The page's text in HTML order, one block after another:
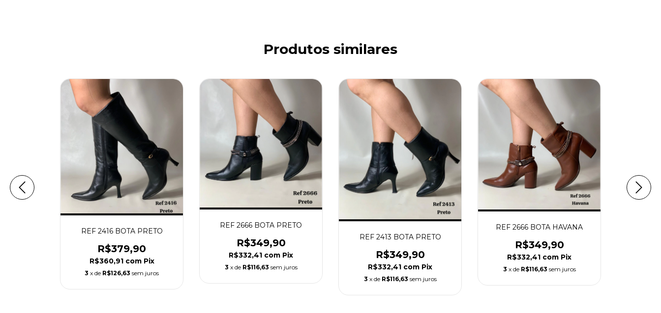
Produtos similares
REF 2416 BOTA PRETO
R$379,90
R$360,91 com Pix
3 x de R$126,63 sem juros
REF 2666 BOTA PRETO
R$349,90
R$332,41 com Pix
3 x de R$116,63 sem juros
REF 2413 BOTA PRETO
R$349,90
R$332,41 com Pix
3 x de R$116,63 sem juros
REF 2666 BOTA HAVANA
R$349,90
R$332,41 com Pix
3 x de R$116,63 sem juros